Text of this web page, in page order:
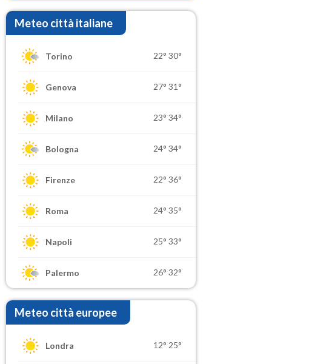
Meteo città italiane
Torino 22° 30°
Genova 27° 31°
Milano 23° 34°
Bologna 24° 34°
Firenze 22° 36°
Roma 24° 35°
Napoli 25° 33°
Palermo 26° 32°
Meteo città europee
Londra 12° 25°